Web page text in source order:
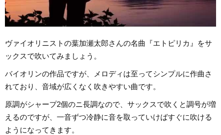
ヴァイオリニストの葉加瀬太郎さんの名曲『エトピリカ』をサ
ックスで吹いてみましょう。
バイオリンの作品ですが、メロディは至ってシンプルに作曲さ
れており、音域が広くなく吹きやすい曲です。
原調がシャープ2個のニ長調なので、サックスで吹くと調号が増
えるのですが、一音ずつ冷静に音を取っていけばすぐに吹ける
ようになってきます。